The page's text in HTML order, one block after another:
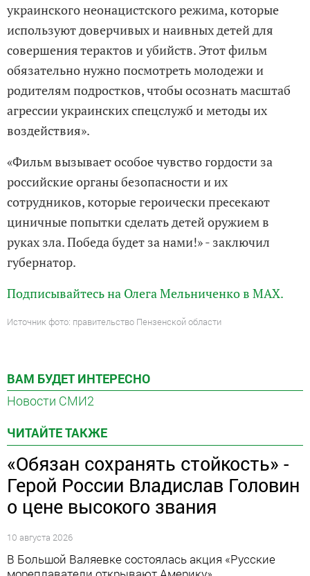
украинского неонацистского режима, которые
используют доверчивых и наивных детей для
совершения терактов и убийств. Этот фильм
обязательно нужно посмотреть молодежи и
родителям подростков, чтобы осознать масштаб
агрессии украинских спецслужб и методы их
воздействия».
«Фильм вызывает особое чувство гордости за
российские органы безопасности и их
сотрудников, которые героически пресекают
циничные попытки сделать детей оружием в
руках зла. Победа будет за нами!» - заключил
губернатор.
Подписывайтесь на Олега Мельниченко в MAX.
Источник фото: правительство Пензенской области
ВАМ БУДЕТ ИНТЕРЕСНО
Новости СМИ2
ЧИТАЙТЕ ТАКЖЕ
«Обязан сохранять стойкость» -
Герой России Владислав Головин
о цене высокого звания
10 августа 2026
В Большой Валяевке состоялась акция «Русские